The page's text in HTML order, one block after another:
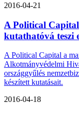
2016-04-21
A Political
kutathatóvá teszi
A Political Capital a
Alkotmányvédelmi
országgyűlés
készített kutatásait.
2016-04-18